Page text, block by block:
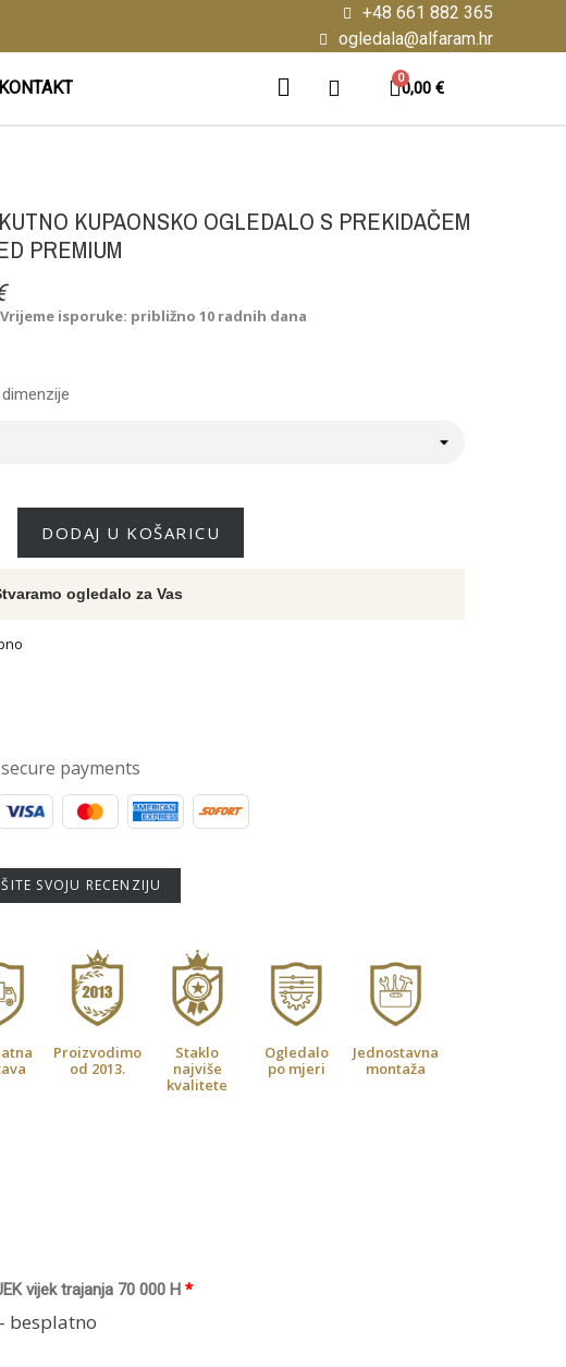
+48 661 882 365
ogledala@alfaram.hr
KONTAKT 0,00 €
KUPAONSKO OGLEDALO S PREKIDAČEM
PREMIUM
Vrijeme isporuke: približno 10 radnih dana
DODAJ U KOŠARICU
ogledalo za Vas
secure payments
SVOJU RECENZIJU
*
vijek trajanja 70 000 H
besplatno
Proizvodimo
od 2013.
Staklo
najviše
kvalitete
Ogledalo
po mjeri
Jednostavna
montaža